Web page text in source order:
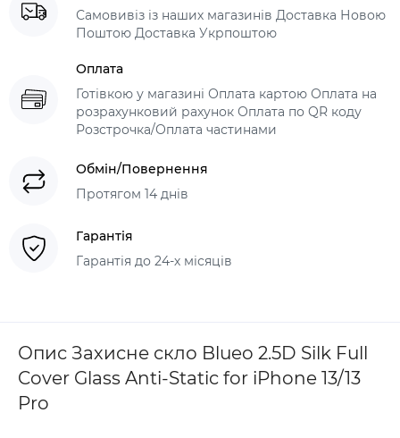
Самовивіз із наших магазинів Доставка Новою
Поштою Доставка Укрпоштою
Оплата
Готівкою у магазині Оплата картою Оплата на
розрахунковий рахунок Оплата по QR коду
Розстрочка/Оплата частинами
Обмін/Повернення
Протягом 14 днів
Гарантія
Гарантія до 24-х місяців
Опис Захисне скло Blueo 2.5D Silk Full
Cover Glass Anti-Static for iPhone 13/13
Pro